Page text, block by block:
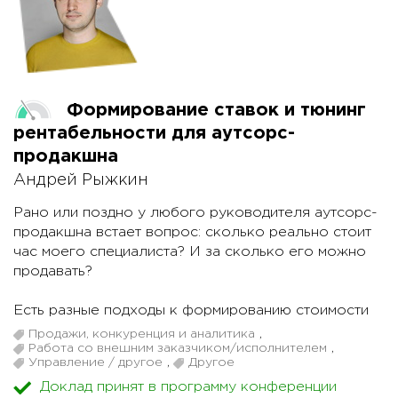
нейтрального.
Оценка эффективности инвестиций в ИТ —
возможная или обязательная опция
финансового планирования?
Формирование ставок и тюнинг
рентабельности для аутсорс-
продакшна
Андрей Рыжкин
Рано или поздно у любого руководителя аутсорс-
продакшна встает вопрос: сколько реально стоит
час моего специалиста? И за сколько его можно
продавать?
Есть разные подходы к формированию стоимости
часа: сделать «среднюю по рынку», умножить
ставку за час от зарплаты на число ПИ, платить
разработчику х% от ставки часа — «а там за
сколько купят» и т.д.
Продажи, конкуренция и аналитика ,
Работа со внешним заказчиком/исполнителем ,
Управление / другое , Другое
Доклад принят в программу конференции